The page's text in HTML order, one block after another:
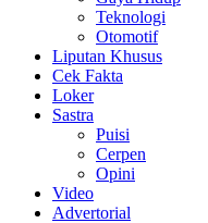
Teknologi
Otomotif
Liputan Khusus
Cek Fakta
Loker
Sastra
Puisi
Cerpen
Opini
Video
Advertorial